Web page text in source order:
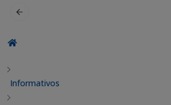
Informativos